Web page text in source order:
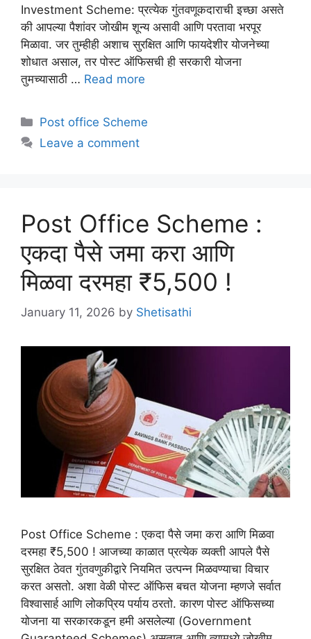
Investment Scheme: प्रत्येक गुंतवणूकदाराची इच्छा असते
की आपल्या पैशांवर जोखीम शून्य असावी आणि परतावा भरपूर
मिळावा. जर तुम्हीही अशाच सुरक्षित आणि फायदेशीर योजनेच्या
शोधात असाल, तर पोस्ट ऑफिसची ही सरकारी योजना
तुमच्यासाठी … Read more
Categories
Post office Scheme
Leave a comment
Post Office Scheme :
एकदा पैसे जमा करा आणि
मिळवा दरमहा ₹5,500 !
January 11, 2026 by Shetisathi
Post Office Scheme : एकदा पैसे जमा करा आणि मिळवा
दरमहा ₹5,500 ! आजच्या काळात प्रत्येक व्यक्ती आपले पैसे
सुरक्षित ठेवत गुंतवणुकीद्वारे नियमित उत्पन्न मिळवण्याचा विचार
करत असतो. अशा वेळी पोस्ट ऑफिस बचत योजना म्हणजे सर्वात
विश्वासार्ह आणि लोकप्रिय पर्याय ठरतो. कारण पोस्ट ऑफिसच्या
योजना या सरकारकडून हमी असलेल्या (Government